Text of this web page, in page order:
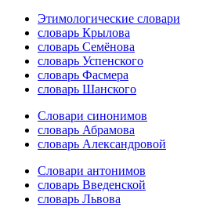
Этимологические словари
словарь Крылова
словарь Семёнова
словарь Успенского
словарь Фасмера
словарь Шанского
Словари синонимов
словарь Абрамова
словарь Александровой
Словари антонимов
словарь Введенской
словарь Львова